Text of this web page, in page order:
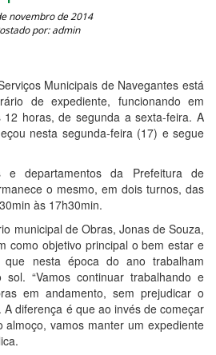
novembro de 2014
por: admin
Municipais de Navegantes está
de expediente, funcionando em
horas, de segunda a sexta-feira. A
nesta segunda-feira (17) e segue
e departamentos da Prefeitura de
o mesmo, em dois turnos, das
às 17h30min.
municipal de Obras, Jonas de Souza,
como objetivo principal o bem estar e
nesta época do ano trabalham
sol. “Vamos continuar trabalhando e
em andamento, sem prejudicar o
diferença é que ao invés de começar
vamos manter um expediente